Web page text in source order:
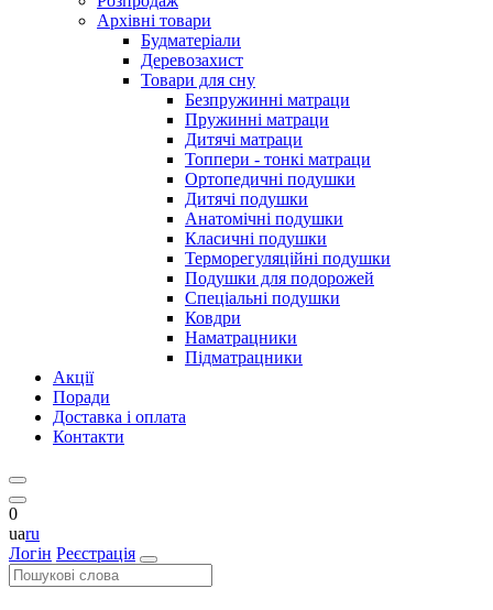
Архівні товари
Будматеріали
Деревозахист
Товари для сну
Безпружинні матраци
Пружинні матраци
Дитячі матраци
Топпери - тонкі матраци
Ортопедичні подушки
Дитячі подушки
Анатомічні подушки
Класичні подушки
Терморегуляційні подушки
Подушки для подорожей
Спеціальні подушки
Ковдри
Наматрацники
Підматрацники
Акції
Поради
Доставка і оплата
Контакти
0
uaru
Логін Реєстрація